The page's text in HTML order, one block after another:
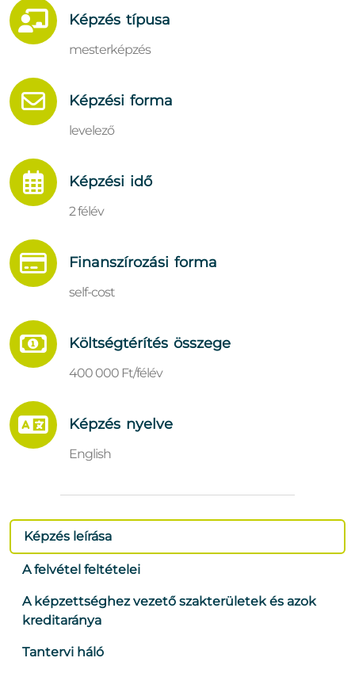
Képzés típusa
mesterképzés
Képzési forma
levelező
Képzési idő
2 félév
Finanszírozási forma
self-cost
Költségtérítés összege
400 000 Ft/félév
Képzés nyelve
English
Képzés leírása
A felvétel feltételei
A képzettséghez vezető szakterületek és azok
kreditaránya
Tantervi háló